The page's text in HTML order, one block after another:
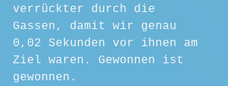
verrückter durch die
Gassen, damit wir genau
0,02 Sekunden vor ihnen am
Ziel waren. Gewonnen ist
gewonnen.